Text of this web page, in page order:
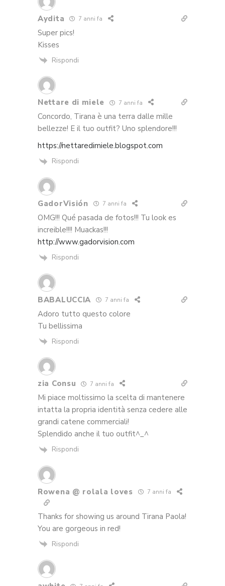
Aydita 7 anni fa
Super pics!
Kisses
Rispondi
Nettare di miele 7 anni fa
Concordo, Tirana è una terra dalle mille
bellezze! E il tuo outfit? Uno splendore!!!
https://nettaredimiele.blogspot.com
Rispondi
GadorVisión 7 anni fa
OMG!!! Qué pasada de fotos!!! Tu look es
increible!!!! Muackas!!!
http://www.gadorvision.com
Rispondi
BABALUCCIA 7 anni fa
Adoro tutto questo colore
Tu bellissima
Rispondi
zia Consu 7 anni fa
Mi piace moltissimo la scelta di mantenere
intatta la propria identità senza cedere alle
grandi catene commerciali!
Splendido anche il tuo outfit^_^
Rispondi
Rowena @ rolala loves 7 anni fa
Thanks for showing us around Tirana Paola!
You are gorgeous in red!
Rispondi